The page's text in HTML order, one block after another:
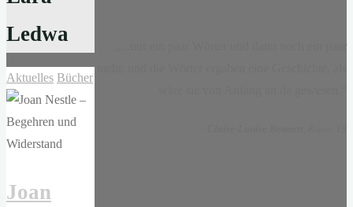
Ledwa
Aktuelles Bücher
Joan